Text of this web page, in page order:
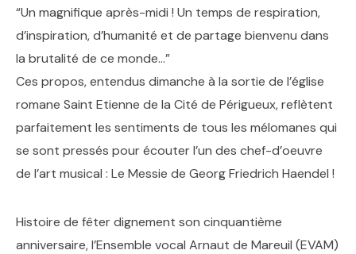
“Un magnifique après-midi ! Un temps de respiration,
d’inspiration, d’humanité et de partage bienvenu dans
la brutalité de ce monde…”
Ces propos, entendus dimanche à la sortie de l’église
romane Saint Etienne de la Cité de Périgueux, reflètent
parfaitement les sentiments de tous les mélomanes qui
se sont pressés pour écouter l’un des chef-d’oeuvre
de l’art musical : Le Messie de Georg Friedrich Haendel !
Histoire de fêter dignement son cinquantième
anniversaire, l’Ensemble vocal Arnaut de Mareuil (EVAM)